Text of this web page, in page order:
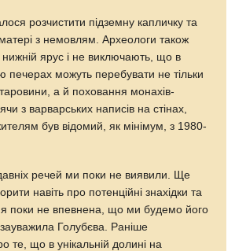
розчистити підземну капличку та
з немовлям. Археологи також
ярус і не виключають, що в
печерах можуть перебувати не тільки
а й поховання монахів-
з варварських написів на стінах,
був відомий, як мінімум, з 1980-
речей ми поки не виявили. Ще
навіть про потенційні знахідки та
я поки не впевнена, що ми будемо його
Голубєва. Раніше
те, що в унікальній долині на